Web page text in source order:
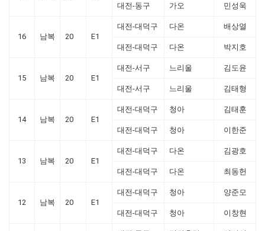
대전-동구 가오 민성욱
16 남복 20 E1
대전-대덕구 다온 배상열
대전-대덕구 다온 박지호
15 남복 20 E1
대전-서구 느리울 김도윤
대전-서구 느리울 김태형
14 남복 20 E1
대전-대덕구 청아 김태훈
대전-대덕구 청아 이한준
13 남복 20 E1
대전-대덕구 다온 김광호
대전-대덕구 다온 최동헌
12 남복 20 E1
대전-대덕구 청아 양준모
대전-대덕구 청아 이창현